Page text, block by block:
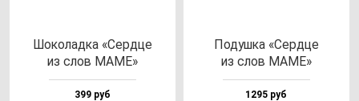
Шоко­лад­ка «Сер­дце
из слов МАМЕ»
399 руб
Подуш­ка «Сер­дце
из слов МАМЕ»
1295 руб